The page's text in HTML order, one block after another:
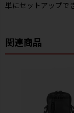
単にセットアップで